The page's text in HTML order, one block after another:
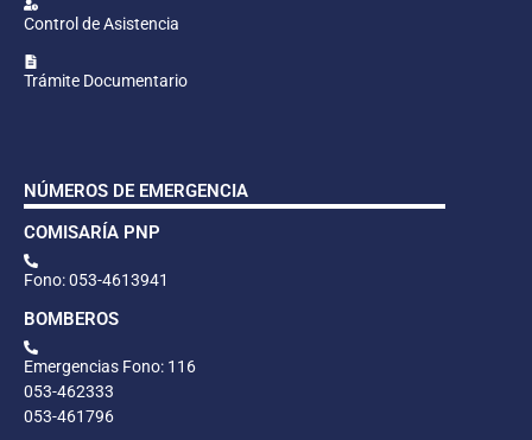
Control de Asistencia
Trámite Documentario
NÚMEROS DE EMERGENCIA
COMISARÍA PNP
Fono: 053-4613941
BOMBEROS
Emergencias Fono: 116
053-462333
053-461796